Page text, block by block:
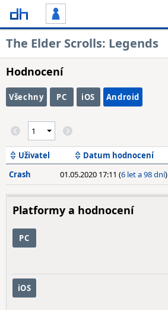
The Elder Scrolls: Legends
Hodnocení
Všechny PC iOS Android
Uživatel Datum hodnocení
Crash
01.05.2020 17:11 (6 let a 98 dní)
Platformy a hodnocení
PC
iOS